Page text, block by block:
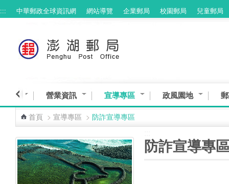
跳到主要內容區塊
::: 中華郵政全球資訊網 網站導覽 企業郵局 校園郵局 兒童郵局
服務 營業資訊 宣導專區 政風園地
首頁 > 宣導專區 > 防詐宣導專區
防詐宣導專